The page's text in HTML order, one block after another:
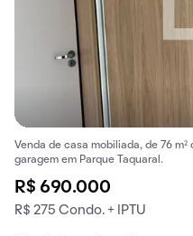
Venda de casa mobiliada, de 76
garagem em Parque Taquaral.
R$ 690.000
R$ 275 Condo. + IPTU